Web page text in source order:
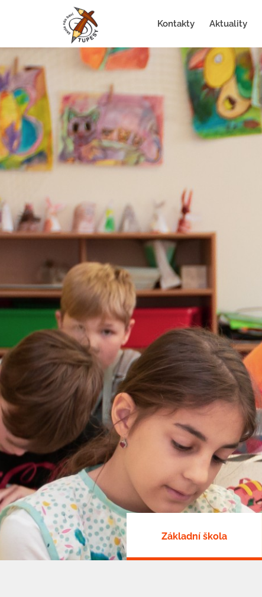
Kontakty Aktuality
Základní škola